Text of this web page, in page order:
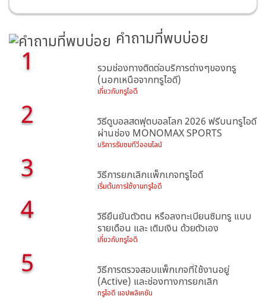
คำถามที่พบบ่อย
1
รวมช่องทางติดต่อบริการต่างๆของทรู
(นอกเหนือจากทรูไอดี)
เกี่ยวกับทรูไอดี
2
วิธีดูบอลสดฟุตบอลโลก 2026 ฟรีบนทรูไอดี
ผ่านช่อง MONOMAX SPORTS
บริการรับชมทีวีออนไลน์
3 วิธีการยกเลิกเเพ็กเกจทรูไอดี
เริ่มต้นการใช้งานทรูไอดี
4
วิธียืนยันตัวตน หรือลงทะเบียนซิมทรู แบบ
รายเดือน และ เติมเงิน ด้วยตัวเอง
เกี่ยวกับทรูไอดี
5
วิธีการตรวจสอบแพ็กเกจที่ใช้งานอยู่
(Active) และช่องทางการยกเลิก
ทรูไอดี แอปพลิเคชัน